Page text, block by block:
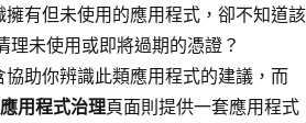
有但未使用的應用程式，卻不知道該
理未使用或即將過期的憑證？
助你辨識此類應用程式的建議，而
應用程式治理頁面則提供一套應用程式